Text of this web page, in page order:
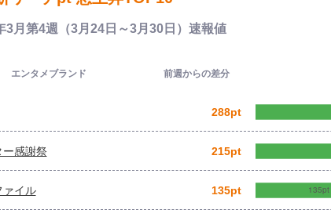
3月第4週（3月24日～3月30日）速報値
エンタメブランド 前週からの差分
288pt
ー感謝祭 215pt
ァイル 135pt